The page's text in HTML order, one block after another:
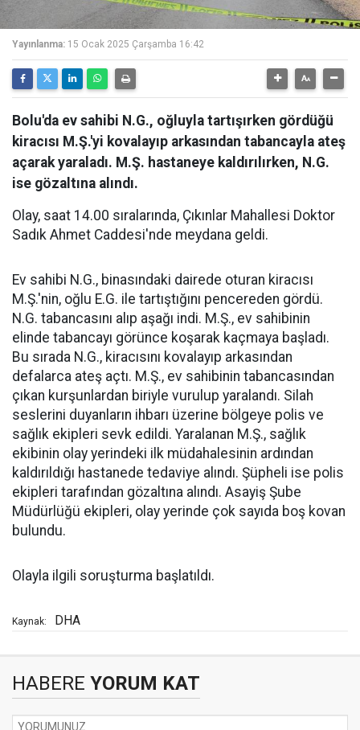
Yayınlanma: 15 Ocak 2025 Çarşamba 16:42
Bolu'da ev sahibi N.G., oğluyla tartışırken gördüğü
kiracısı M.Ş.'yi kovalayıp arkasından tabancayla ateş
açarak yaraladı. M.Ş. hastaneye kaldırılırken, N.G.
ise gözaltına alındı.
Olay, saat 14.00 sıralarında, Çıkınlar Mahallesi Doktor
Sadık Ahmet Caddesi'nde meydana geldi.
Ev sahibi N.G., binasındaki dairede oturan kiracısı
M.Ş.'nin, oğlu E.G. ile tartıştığını pencereden gördü.
N.G. tabancasını alıp aşağı indi. M.Ş., ev sahibinin
elinde tabancayı görünce koşarak kaçmaya başladı.
Bu sırada N.G., kiracısını kovalayıp arkasından
defalarca ateş açtı. M.Ş., ev sahibinin tabancasından
çıkan kurşunlardan biriyle vurulup yaralandı. Silah
seslerini duyanların ihbarı üzerine bölgeye polis ve
sağlık ekipleri sevk edildi. Yaralanan M.Ş., sağlık
ekibinin olay yerindeki ilk müdahalesinin ardından
kaldırıldığı hastanede tedaviye alındı. Şüpheli ise polis
ekipleri tarafından gözaltına alındı. Asayiş Şube
Müdürlüğü ekipleri, olay yerinde çok sayıda boş kovan
bulundu.
Olayla ilgili soruşturma başlatıldı.
Kaynak: DHA
HABERE YORUM KAT